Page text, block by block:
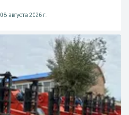
08 августа 2026 г.